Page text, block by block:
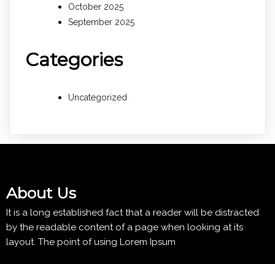
October 2025
September 2025
Categories
Uncategorized
About Us
It is a long established fact that a reader will be distracted
by the readable content of a page when looking at its
layout. The point of using Lorem Ipsum